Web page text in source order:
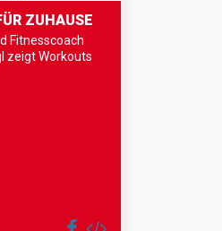
ZUHAUSE
Fitnesscoach
zeigt Workouts